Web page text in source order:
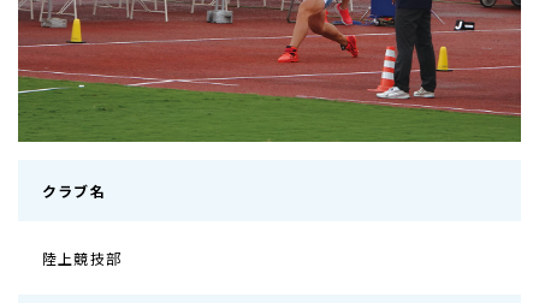
クラブ名
陸上競技部